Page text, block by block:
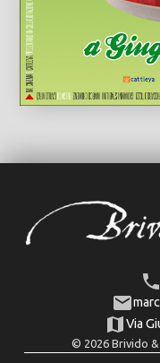
Via
© 2026 Brivido